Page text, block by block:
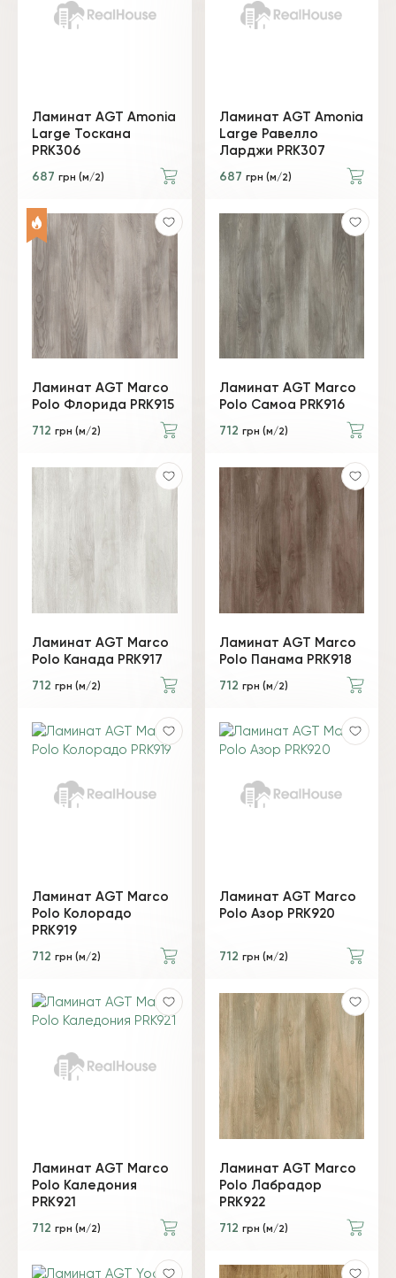
Ламинат AGT Amonia
Large Тоскана
PRK306
687 грн (м/2)
Ламинат AGT Amonia
Large Равелло
Ларджи PRK307
687 грн (м/2)
Ламинат AGT Marco
Polo Флорида PRK915
712 грн (м/2)
Ламинат AGT Marco
Polo Самоа PRK916
712 грн (м/2)
Ламинат AGT Marco
Polo Канада PRK917
712 грн (м/2)
Ламинат AGT Marco
Polo Панама PRK918
712 грн (м/2)
Ламинат AGT Marco
Polo Колорадо
PRK919
712 грн (м/2)
Ламинат AGT Marco
Polo Азор PRK920
712 грн (м/2)
Ламинат AGT Marco
Polo Каледония
PRK921
712 грн (м/2)
Ламинат AGT Marco
Polo Лабрадор
PRK922
712 грн (м/2)